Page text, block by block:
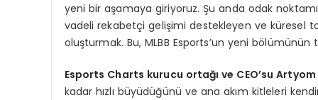
yeni bir aşamaya giriyoruz. Şu anda odak
vadeli rekabetçi gelişimi destekleyen ve küresel
oluşturmak. Bu, MLBB Esports’un yeni bölümünün
Esports Charts kurucu ortağı ve CEO’su
kadar hızlı büyüdüğünü ve ana akım kitleleri